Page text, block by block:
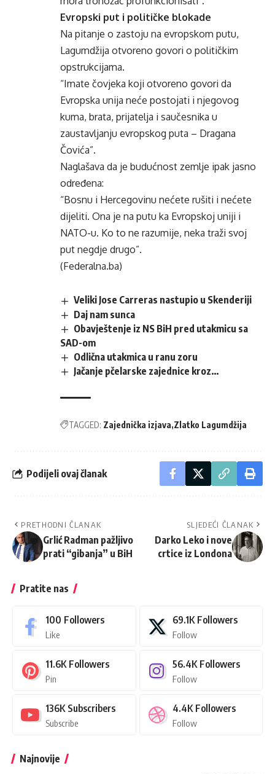
Evropski put i političke blokade
Na pitanje o zastoju na evropskom putu,
Lagumdžija otvoreno govori o političkim
opstrukcijama.
“Imate čovjeka koji otvoreno govori da
Evropska unija neće postojati i njegovog
kuma, brata, prijatelja i saučesnika u
zaustavljanju evropskog puta – Dragana
Čovića”.
Naglašava da je budućnost zemlje ipak jasno
određena:
“Bosnu i Hercegovinu nećete rušiti i nećete
dijeliti. Ona je na putu ka Evropskoj uniji i
NATO-u. Ko to ne razumije, neka traži svoj
put negdje drugo”.
(Federalna.ba)
Veliki Jose Carreras nastupio u Skenderiji
Daj nam sunca
Obavještenje iz NS BiH pred utakmicu sa
SAD-om
Odlična utakmica u ranu zoru
Jačanje pčelarske zajednice kroz…
TAGGED: Zajednička izjava Zlatko Lagumdžija
Podijeli ovaj članak
PRETHODNI ČLANAK
Grlić Radman pažljivo
prati “gibanja” u BiH
SLJEDEĆI ČLANAK
Darko Leko i nove
crtice iz Londona
Pratite nas
100 Followers
Like
69.1K Followers
Follow
11.6K Followers
Pin
56.4K Followers
Follow
136K Subscribers
Subscribe
4.4K Followers
Follow
Najnovije